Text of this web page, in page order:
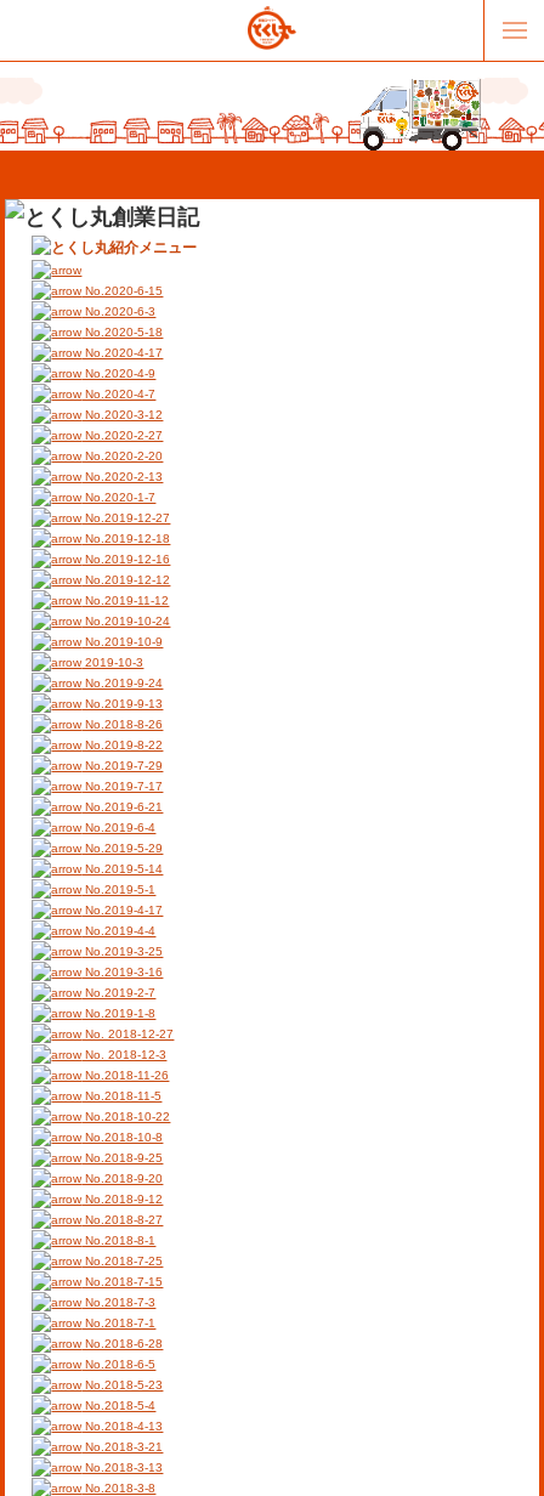
販売パートナー募集
オススメリンク
お問合せ
No.2020-6-15
No.2020-6-3
No.2020-5-18
No.2020-4-17
No.2020-4-9
No.2020-4-7
No.2020-3-12
No.2020-2-27
No.2020-2-20
No.2020-2-13
No.2020-1-7
No.2019-12-27
No.2019-12-18
No.2019-12-16
No.2019-12-12
No.2019-11-12
No.2019-10-24
No.2019-10-9
2019-10-3
No.2019-9-24
No.2019-9-13
No.2018-8-26
No.2019-8-22
No.2019-7-29
No.2019-7-17
No.2019-6-21
No.2019-6-4
No.2019-5-29
No.2019-5-14
No.2019-5-1
No.2019-4-17
No.2019-4-4
No.2019-3-25
No.2019-3-16
No.2019-2-7
No.2019-1-8
No. 2018-12-27
No. 2018-12-3
No.2018-11-26
No.2018-11-5
No.2018-10-22
No.2018-10-8
No.2018-9-25
No.2018-9-20
No.2018-9-12
No.2018-8-27
No.2018-8-1
No.2018-7-25
No.2018-7-15
No.2018-7-3
No.2018-7-1
No.2018-6-28
No.2018-6-5
No.2018-5-23
No.2018-5-4
No.2018-4-13
No.2018-3-21
No.2018-3-13
No.2018-3-8